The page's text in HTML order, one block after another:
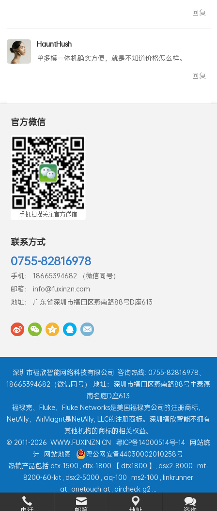
回复
HauntHush
单多模一体机确实方便，就是不知道价格怎么样。
回复
官方微信
联系方式
0755-82816978
手机： 18665394682 （微信同号）
邮箱： info@fuxinzn.com
地址： 广东省深圳市福田区燕南路88号D座613
深圳市福欣智能网络科技有限公司 咨询热线: 0755-82816978、
18665394682（微信同号） 地址：深圳市福田区燕南路88号中泰燕
南名庭D座613
福禄克、Fluke、Fluke Networks是美国福禄克公司的注册商标，
NetAlly、AirMagnt是NetAlly, LLC的注册商标。深圳福欣智能不拥有
其他机构的商标的相关权益。
© 2011-2026 WWW.FUXINZN.CN 粤ICP备14000514号-14 网站统
计 网站地图
粤公网安备44030002010258号
热销产品包括 dtx-1500 , dtx-1800 【 dtx1800 】, dsx2-8000 , mt-
8200-60-kit , dsx2-5000 , ciq-100 , ms2-100 , linkrunner
at , onetouch at , aircheck g2 ...